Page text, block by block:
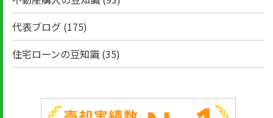
代表ブログ (175)
住宅ローンの豆知識 (35)